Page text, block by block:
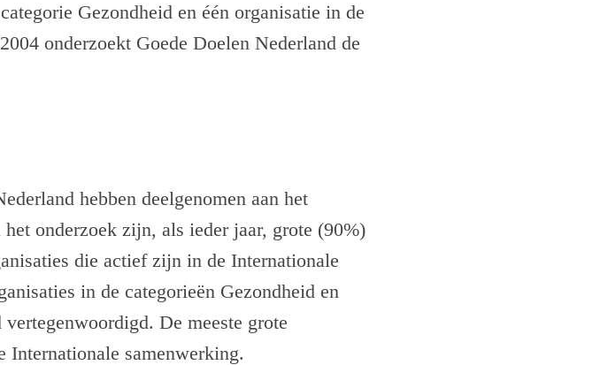
Gezondheid en één organisatie in de
onderzoekt Goede Doelen Nederland de
hebben deelgenomen aan het
onderzoek zijn, als ieder jaar, grote (90%)
die actief zijn in de Internationale
in de categorieën Gezondheid en
De meeste grote
Internationale samenwerking.